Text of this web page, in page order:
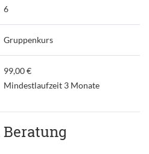
6
Gruppenkurs
99,00 €
Mindestlaufzeit 3 Monate